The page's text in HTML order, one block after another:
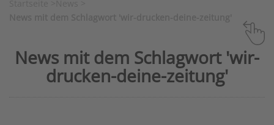
News mit dem Schlagwort 'wir-
drucken-deine-zeitung'